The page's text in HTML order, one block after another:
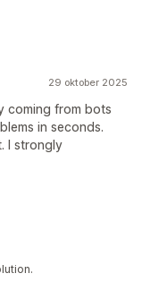
29 oktober 2025
coming from bots
in seconds.
I strongly